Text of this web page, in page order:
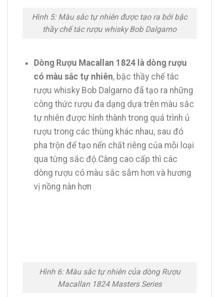
Hình 5: Màu sắc tự nhiên được tạo ra bởi bậc
thầy chế tác rượu whisky Bob Dalgarno
Dòng Rượu Macallan 1824 là dòng rượu
có màu sắc tự nhiên, bậc thầy chế tác
rượu whisky Bob Dalgarno đã tạo ra những
công thức rượu đa dạng dựa trên màu sắc
tự nhiên được hình thành trong quá trình ủ
rượu trong các thùng khác nhau, sau đó
pha trộn để tạo nển chất riêng của mỗi loại
qua từng sắc độ.Càng cao cấp thì các
dòng rượu có màu sắc sẫm hơn và hương
vị nồng nàn hơn
Hình 6: Màu sắc tự nhiên của dòng Rượu
Macallan 1824 Masters Series